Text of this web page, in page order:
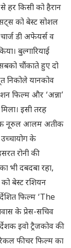
हर किसी को हैरान
को बेस्ट सोशल
डी अफेयर्स व
बुल्गारियाई
चौंकाते हुए दो
निकोले यानकोव
फिल्म और ‘अन्ना’
इसी तरह
नूरुल आलम अतीक
के
रोनी की
भी दबदबा रहा,
को बेस्ट रशियन
फिल्म ‘The
के प्रेस-सचिव
इवो ट्रैजकोव की
फीचर फिल्म का